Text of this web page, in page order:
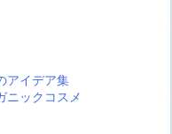
アイデア集
ニックコスメ